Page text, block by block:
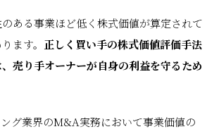
ある事業ほど低く株式価値が算定されて
ます。 正しく買い手の株式価値評価手法
売り手オーナーが自身の利益を守るため
グ業界のM&A実務において事業価値の